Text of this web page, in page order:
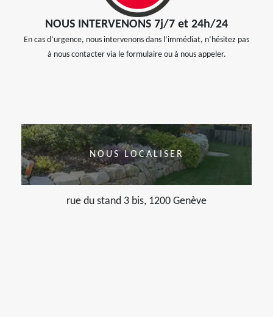
NOUS INTERVENONS 7j/7 et 24h/24
En cas d’urgence, nous intervenons dans l’immédiat, n’hésitez pas
à nous contacter via le formulaire ou à nous appeler.
NOUS LOCALISER
rue du stand 3 bis, 1200 Genève